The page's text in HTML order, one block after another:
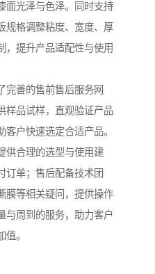
面光泽与色泽。同时支持
规格调整粘度、宽度、厚
，提升产品适配性与使用
完善的售前售后服务网
样品试样，直观验证产品
客户快速选定合适产品。
供合理的选型与使用建
订单；售后配备技术团
膜等相关疑问，提供操作
与周到的服务，助力客户
。